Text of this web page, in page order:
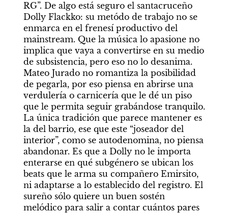
RG”. De algo está seguro el santacruceño
Dolly Flackko: su metódo de trabajo no se
enmarca en el frenesí productivo del
mainstream. Que la música lo apasione no
implica que vaya a convertirse en su medio
de subsistencia, pero eso no lo desanima.
Mateo Jurado no romantiza la posibilidad
de pegarla, por eso piensa en abrirse una
verdulería o carnicería que le dé un piso
que le permita seguir grabándose tranquilo.
La única tradición que parece mantener es
la del barrio, ese que este “joseador del
interior”, como se autodenomina, no piensa
abandonar. Es que a Dolly no le importa
enterarse en qué subgénero se ubican los
beats que le arma su compañero Emirsito,
ni adaptarse a lo establecido del registro. El
sureño sólo quiere un buen sostén
melódico para salir a contar cuántos pares